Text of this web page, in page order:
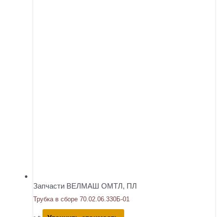
Запчасти ВЕЛМАШ ОМТЛ, ПЛ
Трубка в сборе 70.02.06.330Б-01